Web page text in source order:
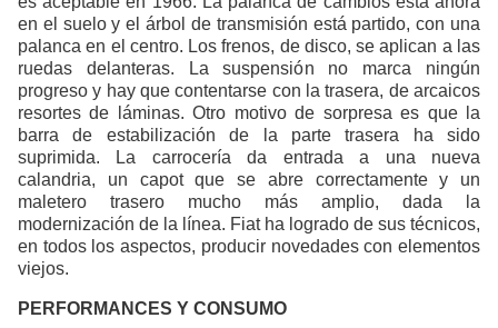
en el suelo y el árbol de transmisión está partido, con una
palanca en el centro. Los frenos, de disco, se aplican a las
ruedas delanteras. La suspensión no marca ningún
progreso y hay que contentarse con la trasera, de arcaicos
resortes de láminas. Otro motivo de sorpresa es que la
barra de estabilización de la parte trasera ha sido
suprimida. La carrocería da entrada a una nueva
calandria, un capot que se abre correctamente y un
maletero trasero mucho más amplio, dada la
modernización de la línea. Fiat ha logrado de sus técnicos,
en todos los aspectos, producir novedades con elementos
viejos.
PERFORMANCES Y CONSUMO